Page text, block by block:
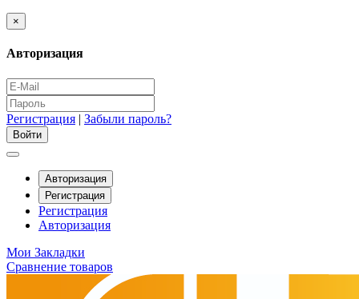
×
Авторизация
Регистрация | Забыли пароль?
Авторизация
Регистрация
Регистрация
Авторизация
Мои Закладки
Сравнение товаров